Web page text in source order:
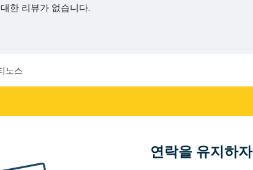
한 리뷰가 없습니다.
노스
연락을 유지하자